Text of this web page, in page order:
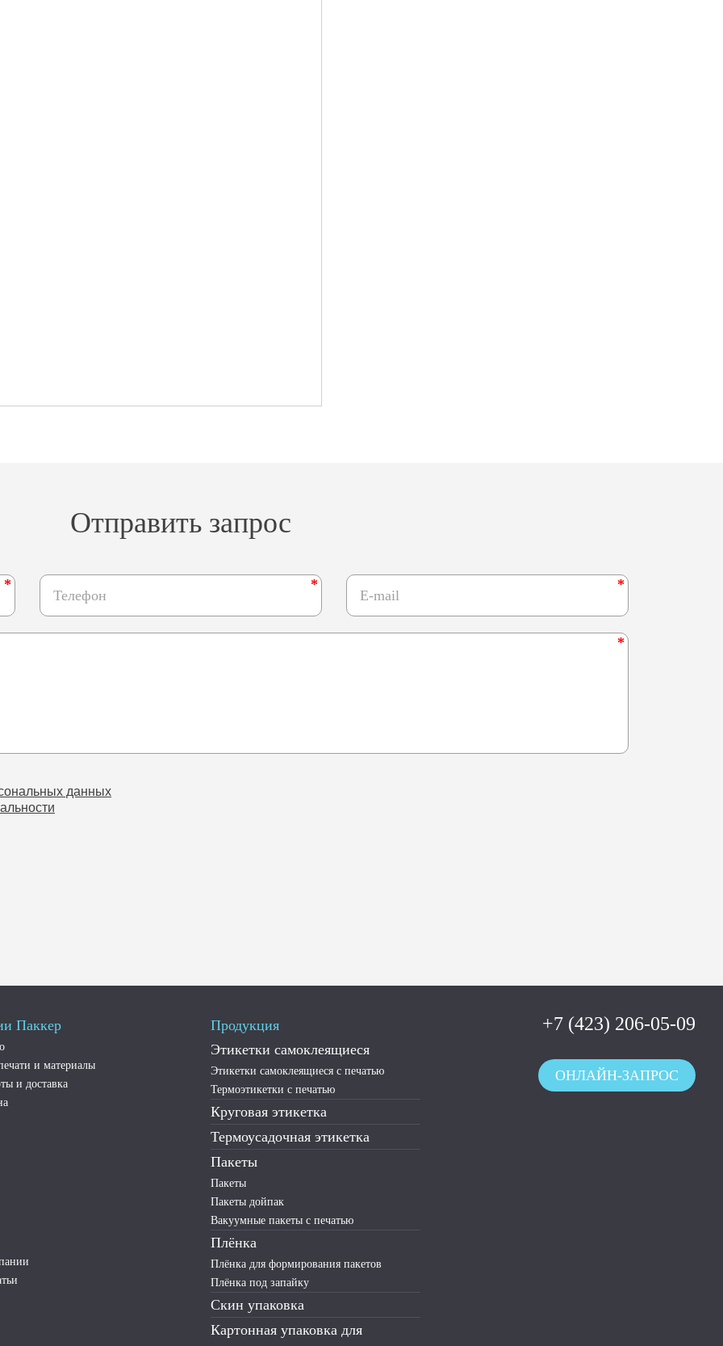
Отправить запрос
данных
Паккер
и материалы
и доставка
Продукция
Этикетки самоклеящиеся
Этикетки самоклеящиеся с печатью
Термоэтикетки с печатью
Круговая этикетка
Термоусадочная этикетка
Пакеты
Пакеты
Пакеты дойпак
Вакуумные пакеты с печатью
Плёнка
Плёнка для формирования пакетов
Плёнка под запайку
Скин упаковка
Картонная упаковка для
+7 (423) 206-05-09
ОНЛАЙН-ЗАПРОС